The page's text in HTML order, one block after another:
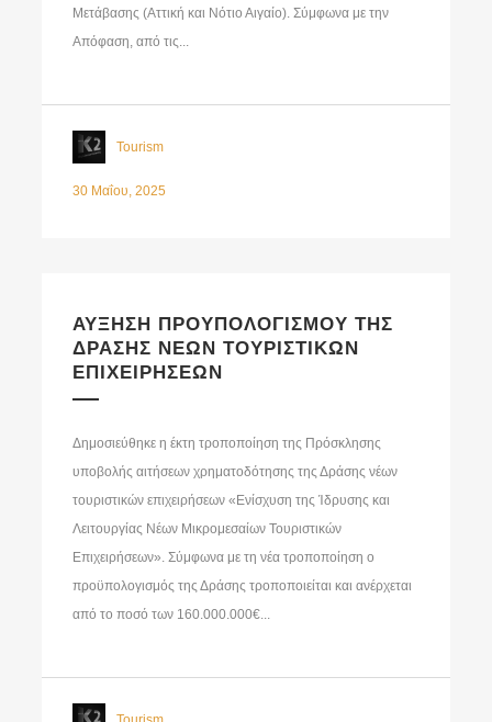
Μετάβασης (Αττική και Νότιο Αιγαίο). Σύμφωνα με την
Απόφαση, από τις...
Tourism
30 Μαΐου, 2025
ΑΥΞΗΣΗ ΠΡΟΥΠΟΛΟΓΙΣΜΟΥ ΤΗΣ
ΔΡΑΣΗΣ ΝΕΩΝ ΤΟΥΡΙΣΤΙΚΩΝ
ΕΠΙΧΕΙΡΗΣΕΩΝ
Δημοσιεύθηκε η έκτη τροποποίηση της Πρόσκλησης
υποβολής αιτήσεων χρηματοδότησης της Δράσης νέων
τουριστικών επιχειρήσεων «Ενίσχυση της Ίδρυσης και
Λειτουργίας Νέων Μικρομεσαίων Τουριστικών
Επιχειρήσεων». Σύμφωνα με τη νέα τροποποίηση ο
προϋπολογισμός της Δράσης τροποποιείται και ανέρχεται
από το ποσό των 160.000.000€...